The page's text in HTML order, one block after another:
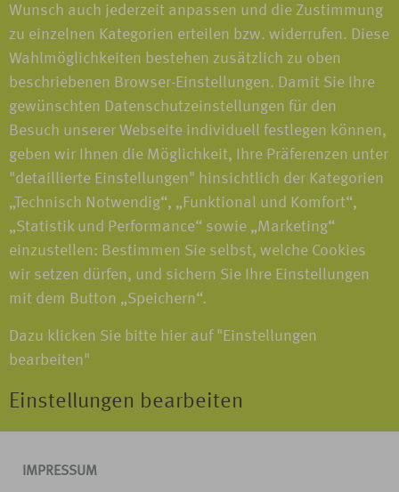
Wunsch auch jederzeit anpassen und die Zustimmung
zu einzelnen Kategorien erteilen bzw. widerrufen. Diese
Wahlmöglichkeiten bestehen zusätzlich zu oben
beschriebenen Browser-Einstellungen. Damit Sie Ihre
gewünschten Datenschutzeinstellungen für den
Besuch unserer Webseite individuell festlegen können,
geben wir Ihnen die Möglichkeit, Ihre Präferenzen unter
"detaillierte Einstellungen" hinsichtlich der Kategorien
„Technisch Notwendig“, „Funktional und Komfort“,
„Statistik und Performance“ sowie „Marketing“
einzustellen: Bestimmen Sie selbst, welche Cookies
wir setzen dürfen, und sichern Sie Ihre Einstellungen
mit dem Button „Speichern“.
Dazu klicken Sie bitte hier auf "Einstellungen
bearbeiten"
Einstellungen bearbeiten
IMPRESSUM